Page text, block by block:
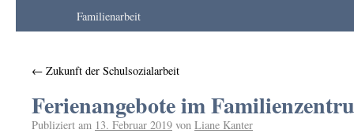
Familienarbeit
← Zukunft der Schulsozialarbeit
Ferienangebote im
Publiziert am 13. Februar 2019 von Liane Kanter